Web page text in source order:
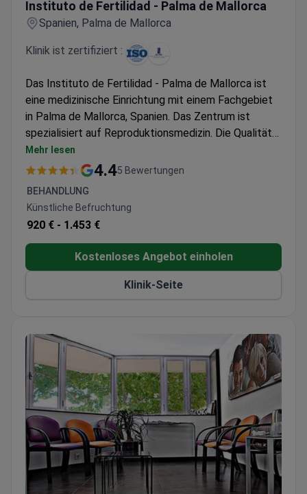
Instituto de Fertilidad - Palma de Mallorca
Spanien, Palma de Mallorca
Klinik ist zertifiziert :
Das Instituto de Fertilidad - Palma de Mallorca ist
eine medizinische Einrichtung mit einem Fachgebiet
in Palma de Mallorca, Spanien. Das Zentrum ist
spezialisiert auf Reproduktionsmedizin. Die Qualität
der medizinischen Dienstleistungen und
Behandlungen wird von der Internationalen
Patienten aus den Vereinigten Staaten, Kanada, dem
Vereinigten Königreich und anderen Ländern wählen
das Instituto de Fertilidad – Palma de Mallorca für
die Gesundheitsversorgung.
Mehr lesen
4.45 Bewertungen
BEHANDLUNG
Künstliche Befruchtung
920 € - 1.453 €
Kostenloses Angebot einholen
Klinik-Seite